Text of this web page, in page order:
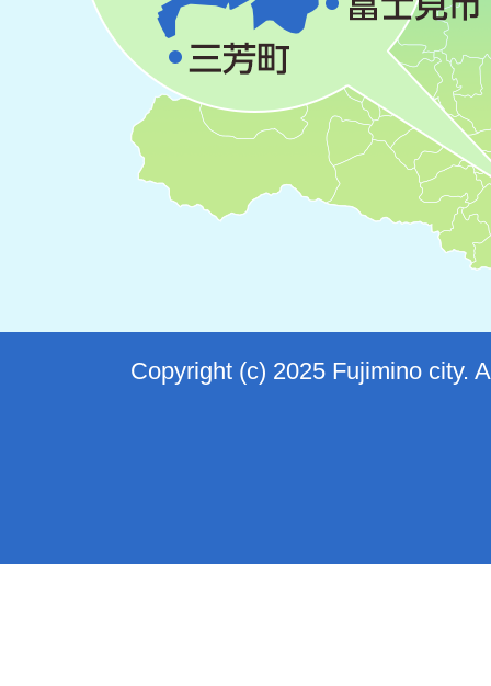
Copyright (c) 2025 Fujimino city.